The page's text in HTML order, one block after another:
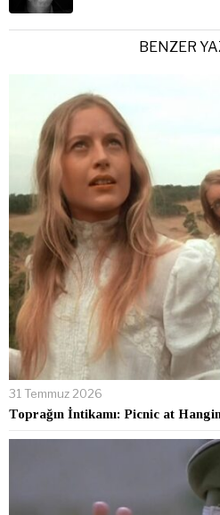
BENZER
31 Temmuz 2026
Toprağın İntikamı: Picnic at